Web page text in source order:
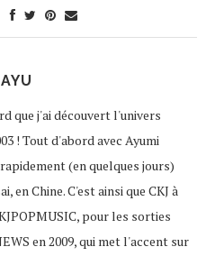
que j'ai découvert l'univers
! Tout d'abord avec Ayumi
(en quelques jours)
en Chine. C'est ainsi que CKJ à
pour les sorties
en 2009, qui met l'accent sur